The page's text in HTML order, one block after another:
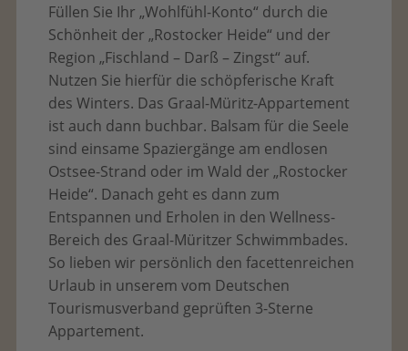
Füllen Sie Ihr „Wohlfühl-Konto“ durch die
Schönheit der „Rostocker Heide“ und der
Region „Fischland – Darß – Zingst“ auf.
Nutzen Sie hierfür die schöpferische Kraft
des Winters. Das Graal-Müritz-Appartement
ist auch dann buchbar. Balsam für die Seele
sind einsame Spaziergänge am endlosen
Ostsee-Strand oder im Wald der „Rostocker
Heide“. Danach geht es dann zum
Entspannen und Erholen in den Wellness-
Bereich des Graal-Müritzer Schwimmbades.
So lieben wir persönlich den facettenreichen
Urlaub in unserem vom Deutschen
Tourismusverband geprüften 3-Sterne
Appartement.